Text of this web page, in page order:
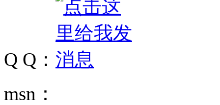
Q Q：
msn：